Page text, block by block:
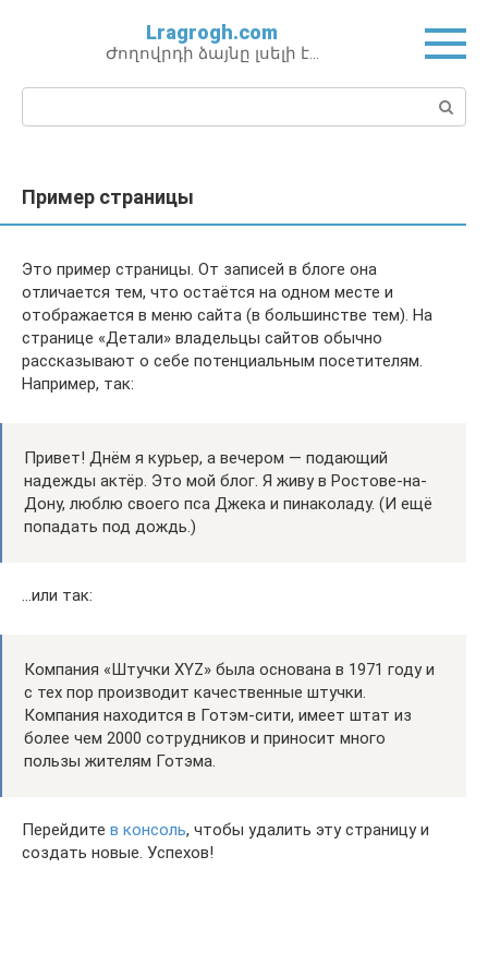
Lragrogh.com
Ժողովրդի ձայնը լսելի է…
Поиск:
Пример страницы
Это пример страницы. От записей в блоге она
отличается тем, что остаётся на одном месте и
отображается в меню сайта (в большинстве тем). На
странице «Детали» владельцы сайтов обычно
рассказывают о себе потенциальным посетителям.
Например, так:
Привет! Днём я курьер, а вечером — подающий
надежды актёр. Это мой блог. Я живу в Ростове-на-
Дону, люблю своего пса Джека и пинаколаду. (И ещё
попадать под дождь.)
…или так:
Компания «Штучки XYZ» была основана в 1971 году и
с тех пор производит качественные штучки.
Компания находится в Готэм-сити, имеет штат из
более чем 2000 сотрудников и приносит много
пользы жителям Готэма.
Перейдите в консоль, чтобы удалить эту страницу и
создать новые. Успехов!